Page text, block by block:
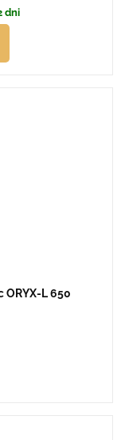
dni
ORYX-L 650